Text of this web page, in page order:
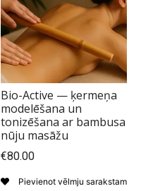
Bio-Active — ķermeņa
modelēšana un
tonizēšana ar bambusa
nūju masāžu
€80.00
Pievienot vēlmju sarakstam